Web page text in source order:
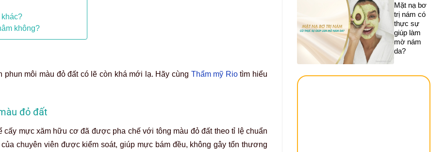
khác?
không?
môi màu đỏ đất có lẽ còn khá mới lạ. Hãy cùng Thẩm mỹ Riotìm hiểu
đỏ đất
cấy mực xăm hữu cơ đã được pha chế với tông màu đỏ đất theo tỉ lệ chuẩn
chuyên viên được kiểm soát, giúp mực bám đều, không gây tổn thương
Mặt nạ bơ
trị nám có
thực sự
giúp làm
mờ nám
da?